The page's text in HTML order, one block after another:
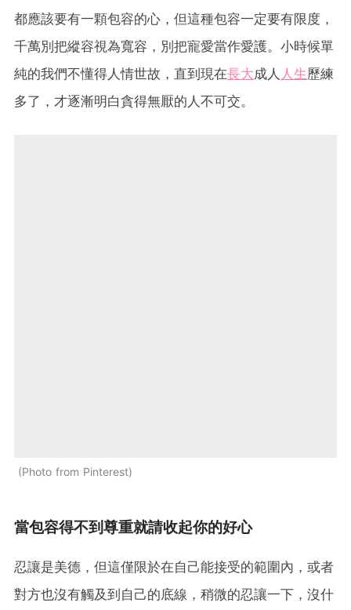
都應該要有一顆包容的心，但這種包容一定要有限度，
千萬別把縱容視為寬容，別把寵愛當作愛護。小時候單
純的我們不懂得人情世故，直到現在長大成人 人生歷練
多了，才逐漸明白貪得無厭的人不可交。
Photo from Pinterest
當包容得不到尊重就請收起你的好心
忍讓是美德，但這僅限於在自己能接受的範圍內，或者
對方也沒有觸及到自己的底線，稍微的忍讓一下，沒什